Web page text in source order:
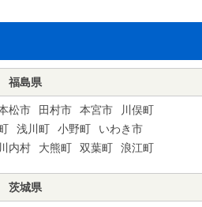
福島県
松市 田村市 本宮市
川俣町
浅川町 小野町
いわき市
川内村 大熊町 双葉町 浪江町
茨城県